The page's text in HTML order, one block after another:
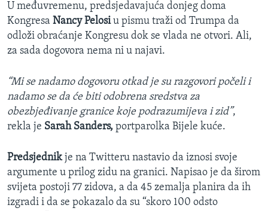
U međuvremenu, predsjedavajuća donjeg doma
Kongresa Nancy Pelosiu pismu traži od Trumpa da
odloži obraćanje Kongresu dok se vlada ne otvori. Ali,
za sada dogovora nema ni u najavi.
“Mi se nadamo dogovoru otkad je su razgovori počeli i
nadamo se da će biti odobrena sredstva za
obezbjeđivanje granice koje podrazumijeva i zid”,
rekla je Sarah Sanders, portparolka Bijele kuće.
Predsjednikje na Twitteru nastavio da iznosi svoje
argumente u prilog zidu na granici. Napisao je da širom
svijeta postoji 77 zidova, a da 45 zemalja planira da ih
izgradi i da se pokazalo da su “skoro 100 odsto